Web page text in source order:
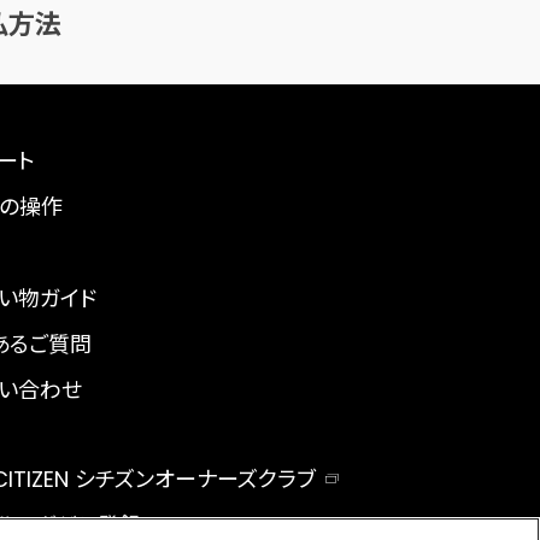
方法
ト
操作
物ガイド
るご質問
合わせ
シチズンオーナーズクラブ
マガジン登録